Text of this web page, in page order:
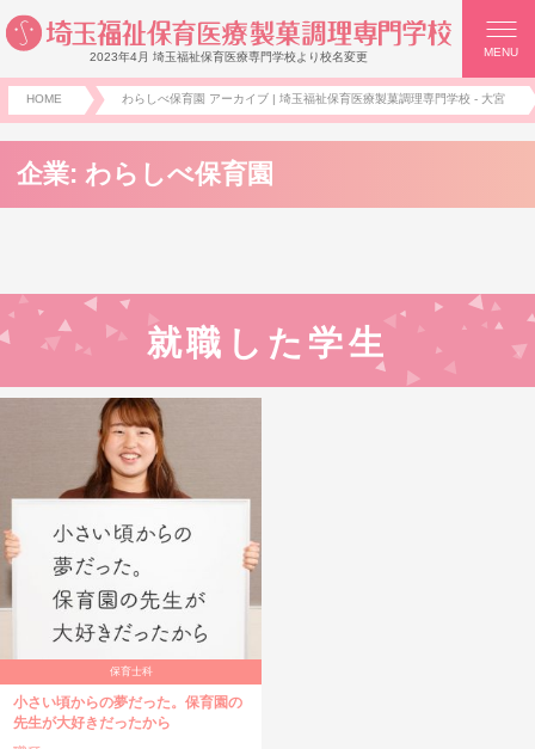
2023年4月 埼玉福祉保育医療専門学校より校名変更 MENU
HOME わらしべ保育園 アーカイブ | 埼玉福祉保育医療製菓調理専門学校 - 大宮
企業: わらしべ保育園
就職した学生
保育士科
小さい頃からの夢だった。保育園の
先生が大好きだったから